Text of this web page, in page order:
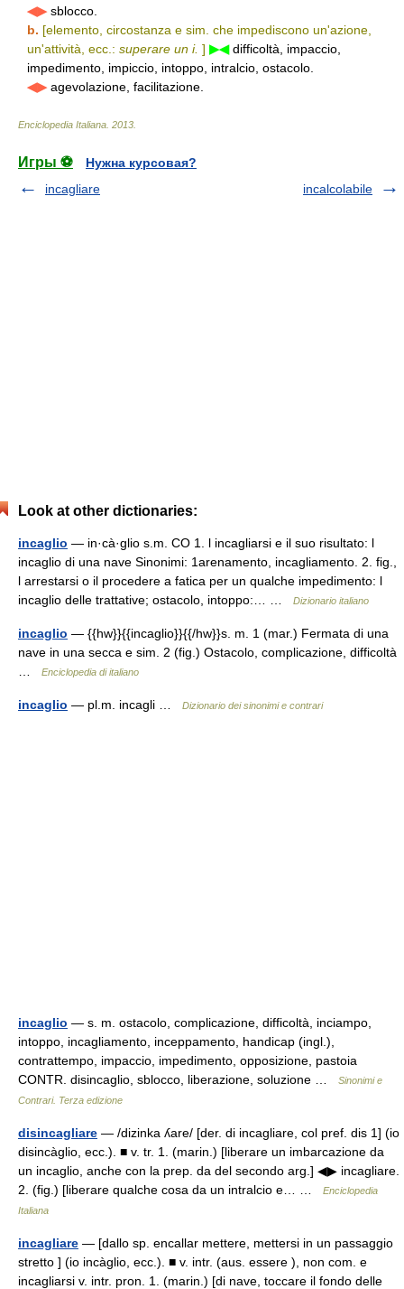
◀▶sblocco.
b. [elemento, circostanza e sim. che impediscono un'azione,
un'attività, ecc.: superare un i. ] ▶◀difficoltà, impaccio,
impedimento, impiccio, intoppo, intralcio, ostacolo.
◀▶agevolazione, facilitazione.
Enciclopedia Italiana 2013
Игры ⚽
Нужна курсовая?
incagliare
incalcolabile
Look at other dictionaries:
incaglio — in·cà·glio s.m. CO 1. l incagliarsi e il suo risultato: l
incaglio di una nave Sinonimi: 1arenamento, incagliamento. 2. fig.,
l arrestarsi o il procedere a fatica per un qualche impedimento: l
incaglio delle trattative; ostacolo, intoppo:… …
Dizionario italiano
incaglio — {{hw}}{{incaglio}}{{/hw}}s. m. 1 (mar.) Fermata di una
nave in una secca e sim. 2 (fig.) Ostacolo, complicazione, difficoltà
Enciclopedia di italiano
incaglio — pl.m. incagli … Dizionario dei sinonimi e contrari
incaglio — s. m. ostacolo, complicazione, difficoltà, inciampo,
intoppo, incagliamento, inceppamento, handicap (ingl.),
contrattempo, impaccio, impedimento, opposizione, pastoia
CONTR. disincaglio, sblocco, liberazione, soluzione …
Sinonimi e
Contrari. Terza edizione
disincagliare — /dizinka ʎare/ [der. di incagliare, col pref. dis 1] (io
disincàglio, ecc.). ■ v. tr. 1. (marin.) [liberare un imbarcazione da
un incaglio, anche con la prep. da del secondo arg.] ◀▶ incagliare.
2. (fig.) [liberare qualche cosa da un intralcio e… …
Enciclopedia
Italiana
incagliare — [dallo sp. encallar mettere, mettersi in un passaggio
stretto ] (io incàglio, ecc.). ■ v. intr. (aus. essere ), non com. e
incagliarsi v. intr. pron. 1. (marin.) [di nave, toccare il fondo delle